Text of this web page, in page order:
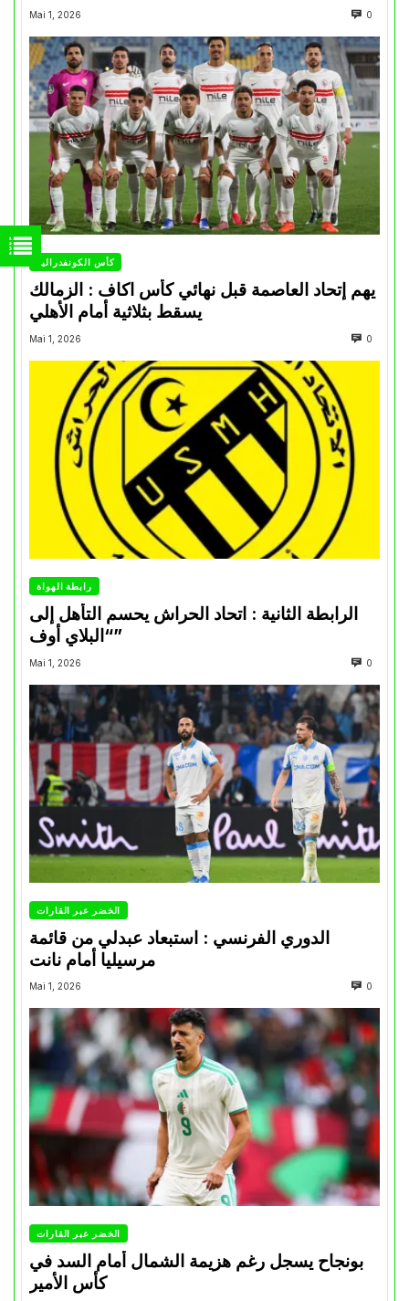
Mai 1, 2026 0
كأس الكونفدرالية
يهم إتحاد العاصمة قبل نهائي كأس اكاف : الزمالك
Mai 1, 2026 0
رابطة الهواة
الرابطة الثانية : اتحاد الحراش يحسم التأهل إلى
“البلاي أوف”
Mai 1, 2026 0
الخضر عبر القارات
الدوري الفرنسي : استبعاد عبدلي من قائمة
مرسيليا أمام نانت
Mai 1, 2026 0
الخضر عبر القارات
بونجاح يسجل رغم هزيمة الشمال أمام السد في
كأس الأمير